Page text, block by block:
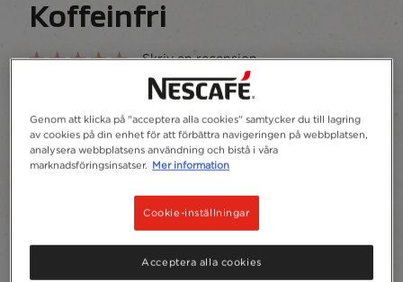
Koffeinfri
Skriv en recension
NESCAFÉ® Gold Koffeinfri är vår premium
signaturblandning med fyllig arom och
balanserad smak – helt utan koffein.
Spara som favorit
100g
Genom att klicka på "acceptera alla cookies" samtycker du till lagring
av cookies på din enhet för att förbättra navigeringen på webbplatsen,
analysera webbplatsens användning och bistå i våra
marknadsföringsinsatser. Mer information
Cookie-inställningar
Acceptera alla cookies